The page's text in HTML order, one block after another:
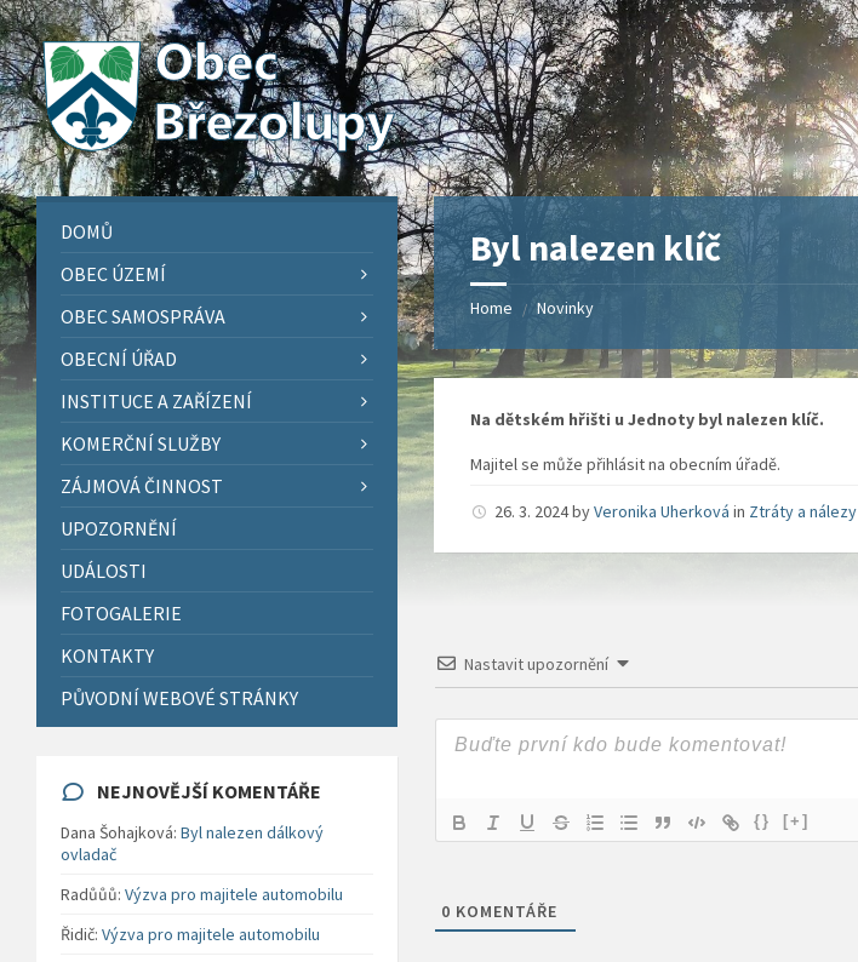
Skip
to
content
Skip
to
left
sidebar
Skip
to
right
sidebar
Skip
to
footer
Byl nalezen klíč
Home / Novinky
Na dětském hřišti u Jednoty byl nalezen klíč.
Majitel se může přihlásit na obecním úřadě.
26. 3. 2024byVeronika Uherková in Ztráty a nálezy
Nastavit upozornění
{} [+]
0 KOMENTÁŘE
DOMŮ
OBEC ÚZEMÍ
OBEC SAMOSPRÁVA
OBECNÍ ÚŘAD
INSTITUCE A ZAŘÍZENÍ
KOMERČNÍ SLUŽBY
ZÁJMOVÁ ČINNOST
UPOZORNĚNÍ
UDÁLOSTI
FOTOGALERIE
KONTAKTY
PŮVODNÍ WEBOVÉ STRÁNKY
NEJNOVĚJŠÍ KOMENTÁŘE
Dana Šohajková: Byl nalezen dálkový
ovladač
Radůůů: Výzva pro majitele automobilu
Řidič: Výzva pro majitele automobilu